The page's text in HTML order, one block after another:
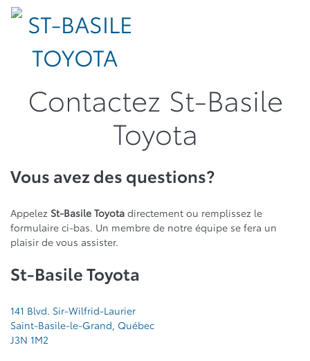
Contactez St-Basile
Toyota
Vous avez des questions?
Appelez St-Basile Toyota directement ou remplissez le
formulaire ci-bas. Un membre de notre équipe se fera un
plaisir de vous assister.
St-Basile Toyota
141 Blvd. Sir-Wilfrid-Laurier
Saint-Basile-le-Grand, Québec
J3N 1M2